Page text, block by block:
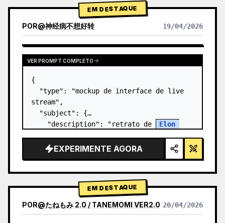
EM DESTAQUE
POR@神经病不想好转 19/04/2026
VER PROMPT COMPLETO
{
  "type": "mockup de interface de live
stream",
  "subject": {
    "description": "retrato de
Elon
preta com um gráfico técnico esquemático
em branco",
EXPERIMENTE AGORA
EM DESTAQUE
POR@たねもみ 2.0 / TANEMOMI VER2.0 20/04/2026